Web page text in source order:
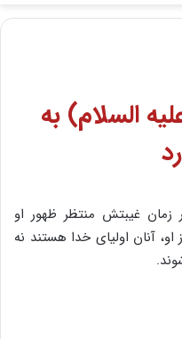
السلام) به
زمان غیبتش منتظر ظهور او
او، آنان اولیای خدا هستند نه